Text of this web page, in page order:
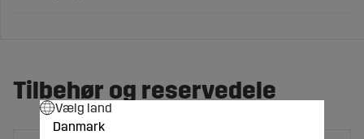
Tilbehør og reservedele
Vælg land
Danmark